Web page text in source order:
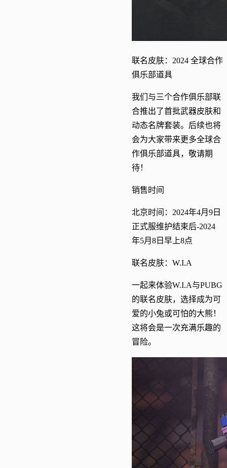
联名皮肤：2024 全球合作
俱乐部道具
我们与三个合作俱乐部联
合推出了首批武器皮肤和
动态名牌套装。后续也将
会为大家带来更多全球合
作俱乐部道具，敬请期
待！
销售时间
北京时间：2024年4月9日
正式服维护结束后-2024
年5月8日早上8点
联名皮肤：W.I.A
一起来体验W.I.A与PUBG
的联名皮肤，选择成为可
爱的小兔或可怕的大熊！
这将会是一次充满乐趣的
冒险。